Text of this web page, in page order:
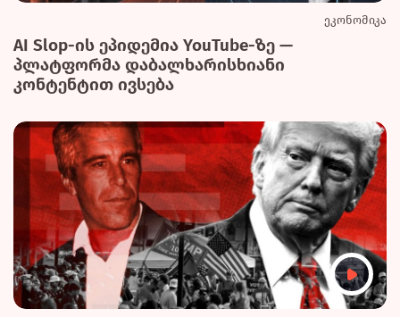
ეკონომიკა
AI Slop-ის ეპიდემია YouTube-ზე —
პლატფორმა დაბალხარისხიანი
კონტენტით ივსება